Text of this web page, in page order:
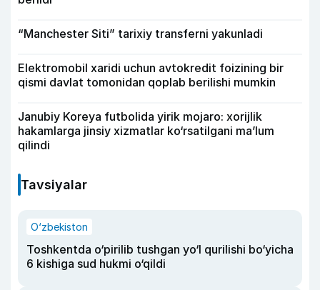
“Manchester Siti” tarixiy transferni yakunladi
Elektromobil xaridi uchun avtokredit foizining bir
qismi davlat tomonidan qoplab berilishi mumkin
Janubiy Koreya futbolida yirik mojaro: xorijlik
hakamlarga jinsiy xizmatlar ko‘rsatilgani ma’lum
qilindi
Tavsiyalar
O‘zbekiston
Toshkentda o‘pirilib tushgan yo‘l qurilishi bo‘yicha
6 kishiga sud hukmi o‘qildi